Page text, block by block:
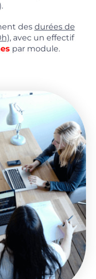
des durées de
avec un effectif
par module.